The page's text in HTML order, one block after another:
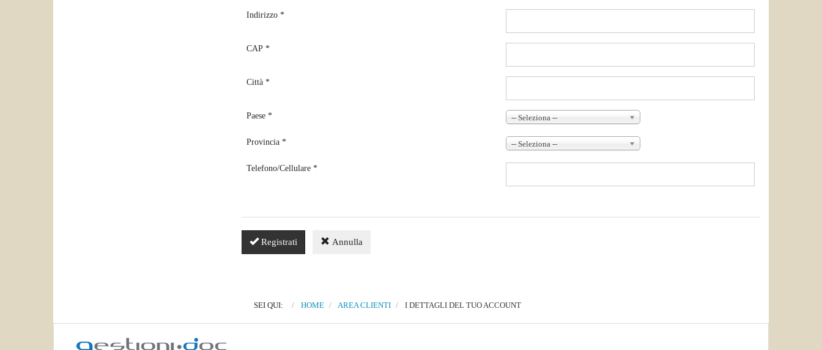
Indirizzo *
CAP *
Città *
Paese * -- Seleziona --
Provincia * -- Seleziona --
Telefono/Cellulare *
Registrati Annulla
SEI QUI: HOME AREA CLIENTI I DETTAGLI DEL TUO ACCOUNT